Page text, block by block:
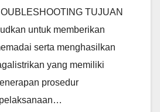
TUJUAN
untuk memberikan
serta menghasilkan
yang memiliki
prosedur